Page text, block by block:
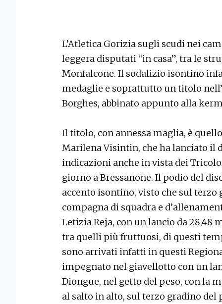
L’Atletica Gorizia sugli scudi nei
leggera disputati “in casa”, tra le
Monfalcone. Il sodalizio isontino
medaglie e soprattutto un titolo
Borghes, abbinato appunto alla
Il titolo, con annessa maglia, è
Marilena Visintin, che ha lanciato il
indicazioni anche in vista dei
giorno a Bressanone. Il podio del
accento isontino, visto che sul terzo
compagna di squadra e
Letizia Reja, con un lancio da 28,48
tra quelli più fruttuosi, di questi
sono arrivati infatti in questi
impegnato nel giavellotto con un
Diongue, nel getto del peso, con la
al salto in alto, sul terzo gradino del